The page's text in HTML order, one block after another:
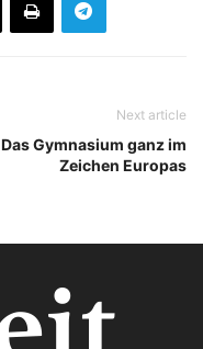
Next article
Das Gymnasium ganz im
Zeichen Europas